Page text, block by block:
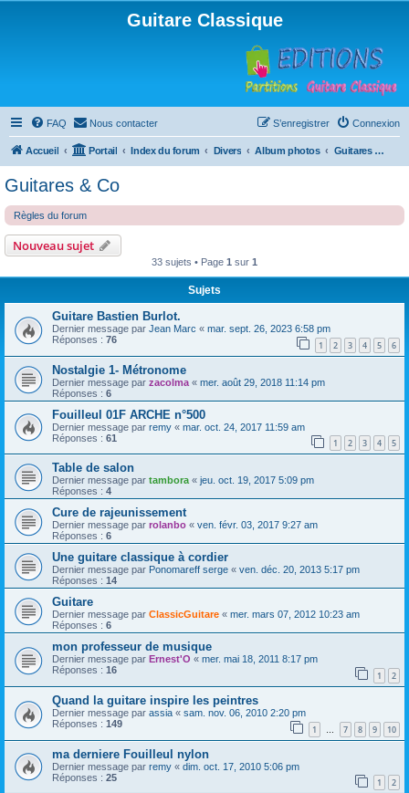
Guitare Classique
FAQ Nous contacter Connexion
S’enregistrer
Accueil Portail Index du forum Divers Album photos Guitares & Co
Guitares & Co
Règles du forum
Nouveau sujet
33 sujets • Page 1 sur 1
Sujets
Guitare Bastien Burlot.
Dernier message par Jean Marc « mar. sept. 26, 2023 6:58 pm
Réponses : 76 1 2 3 4 5 6
Nostalgie 1- Métronome
Dernier message par zacolma « mer. août 29, 2018 11:14 pm
Réponses : 6
Fouilleul 01F ARCHE n°500
Dernier message par remy « mar. oct. 24, 2017 11:59 am
Réponses : 61 1 2 3 4 5
Table de salon
Dernier message par tambora « jeu. oct. 19, 2017 5:09 pm
Réponses : 4
Cure de rajeunissement
Dernier message par rolanbo « ven. févr. 03, 2017 9:27 am
Réponses : 6
Une guitare classique à cordier
Dernier message par Ponomareff serge « ven. déc. 20, 2013 5:17 pm
Réponses : 14
Guitare
Dernier message par ClassicGuitare « mer. mars 07, 2012 10:23 am
Réponses : 6
mon professeur de musique
Dernier message par Ernest'O « mer. mai 18, 2011 8:17 pm
Réponses : 16 1 2
Quand la guitare inspire les peintres
Dernier message par assia « sam. nov. 06, 2010 2:20 pm
Réponses : 149 1 … 7 8 9 10
ma derniere Fouilleul nylon
Dernier message par remy « dim. oct. 17, 2010 5:06 pm
Réponses : 25 1 2